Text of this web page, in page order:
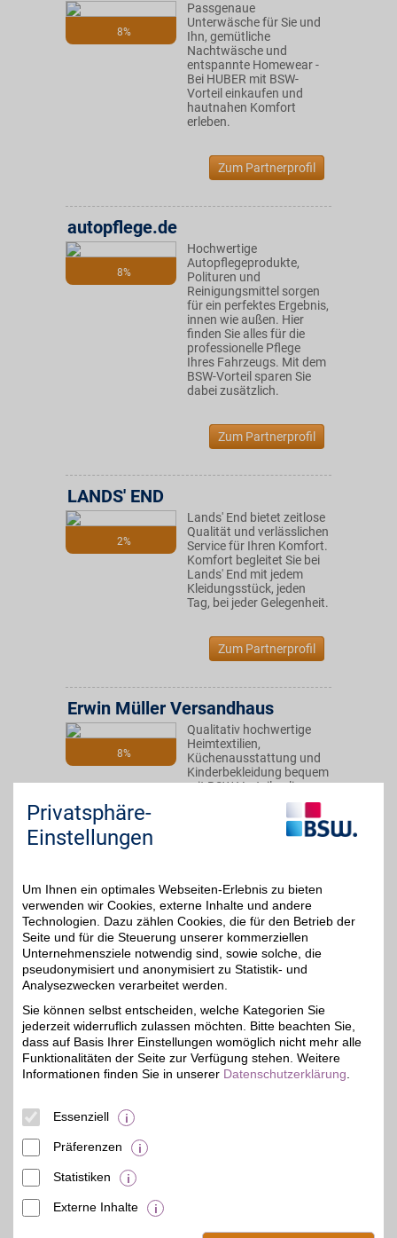
8%
Passgenaue
Unterwäsche für Sie und
Ihn, gemütliche
Nachtwäsche und
entspannte Homewear -
Bei HUBER mit BSW-
Vorteil einkaufen und
hautnahen Komfort
erleben.
Zum Partnerprofil
8%
autopflege.de
Hochwertige
Autopflegeprodukte,
Polituren und
Reinigungsmittel sorgen
für ein perfektes Ergebnis,
innen wie außen. Hier
finden Sie alles für die
professionelle Pflege
Ihres Fahrzeugs. Mit dem
BSW-Vorteil sparen Sie
dabei zusätzlich.
Zum Partnerprofil
2%
LANDS' END
Lands' End bietet zeitlose
Qualität und verlässlichen
Service für Ihren Komfort.
Komfort begleitet Sie bei
Lands' End mit jedem
Kleidungsstück, jeden
Tag, bei jeder Gelegenheit.
Zum Partnerprofil
8%
Erwin Müller Versandhaus
Qualitativ hochwertige
Heimtextilien,
Küchenausstattung und
Kinderbekleidung bequem
mit BSW-Vorteil online
bestellen. Über 60 Jahre
Erfahrung, führende
Marken im Portfolio und
Zum Partnerprofil
bis zu 5%
Die moderne Hausfrau
Die moderne Hausfrau,
der Shop für
Geschenkideen für
Expertinnen. Saisonal
sortierte Produkte für
Küche, Hobby, Haus und
Garten von hochwertigen
Privatsphäre-
Einstellungen
Um Ihnen ein optimales Webseiten-Erlebnis zu bieten
verwenden wir Cookies, externe Inhalte und andere
Technologien. Dazu zählen Cookies, die für den Betrieb der
Seite und für die Steuerung unserer kommerziellen
Unternehmensziele notwendig sind, sowie solche, die
pseudonymisiert und anonymisiert zu Statistik- und
Analysezwecken verarbeitet werden.
Sie können selbst entscheiden, welche Kategorien Sie
jederzeit widerruflich zulassen möchten. Bitte beachten Sie,
dass auf Basis Ihrer Einstellungen womöglich nicht mehr alle
Funktionalitäten der Seite zur Verfügung stehen. Weitere
Informationen finden Sie in unserer Datenschutzerklärung
Essenziell
Präferenzen
Statistiken
Externe Inhalte